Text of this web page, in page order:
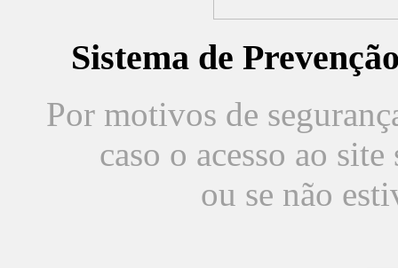
Sistema de
Por motivos de
caso o acesso ao
ou se não